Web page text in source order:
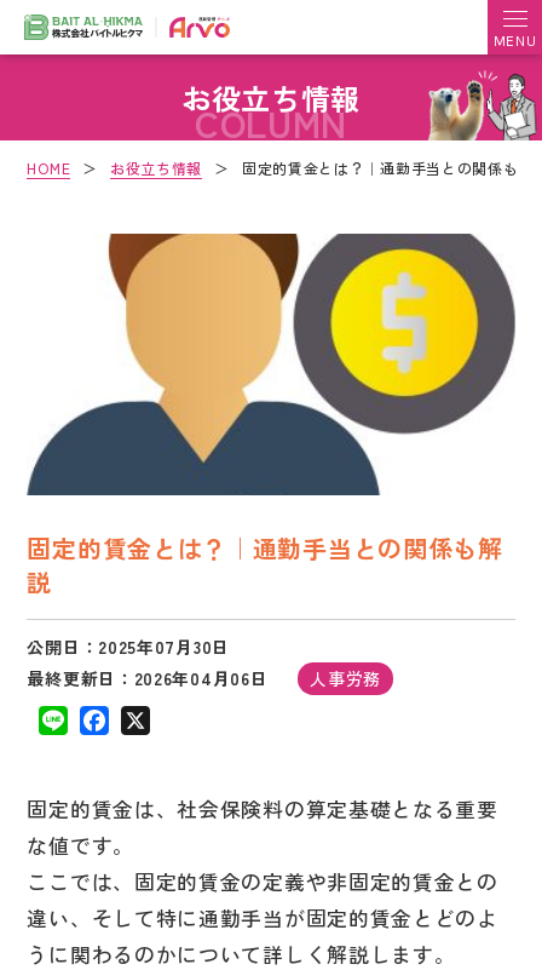
お役立ち情報
COLUMN
HOME ＞ お役立ち情報 ＞ 固定的賃金とは？｜通勤手当との関係も解
固定的賃金とは？｜通勤手当との関係も解
説
公開日：2025年07月30日
最終更新日：2026年04月06日
人事労務
L
e
F
a
e
b
o
o
k
固定的賃金は、社会保険料の算定基礎となる重要
な値です。
ここでは、固定的賃金の定義や非固定的賃金との
違い、そして特に通勤手当が固定的賃金とどのよ
うに関わるのかについて詳しく解説します。